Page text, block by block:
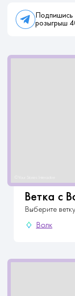
Подпишись
розыгрыш
Ветка с
Выберите
Волк